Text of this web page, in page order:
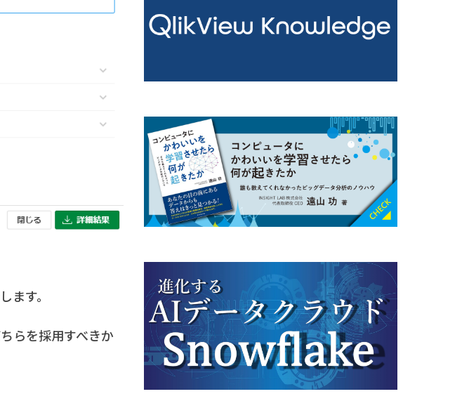
ます。
らを採用すべきか